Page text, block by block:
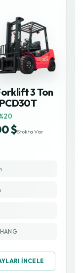
3 Ton
$Stokta Var
İNCELE